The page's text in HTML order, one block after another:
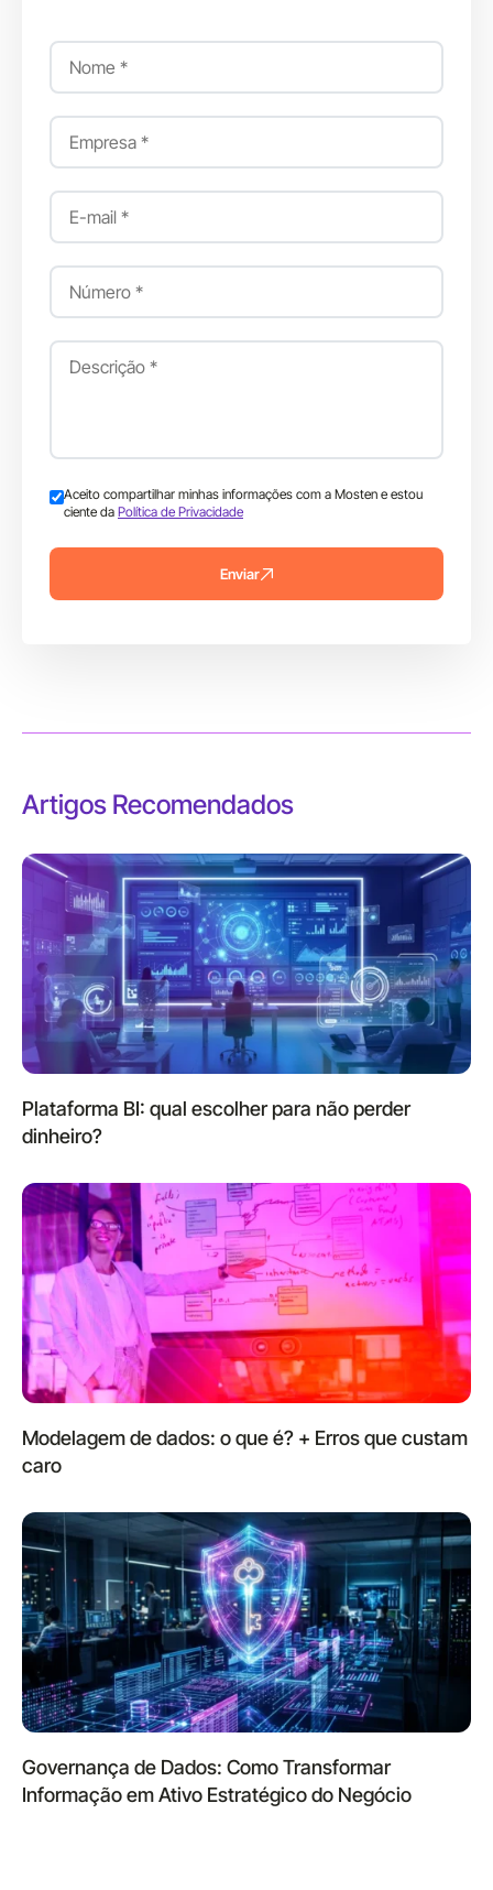
Aceito compartilhar minhas informações com a Mosten e estou
ciente da Política de Privacidade
Enviar
Artigos Recomendados
Plataforma BI: qual escolher para não perder
dinheiro?
Modelagem de dados: o que é? + Erros que custam
caro
Governança de Dados: Como Transformar
Informação em Ativo Estratégico do Negócio